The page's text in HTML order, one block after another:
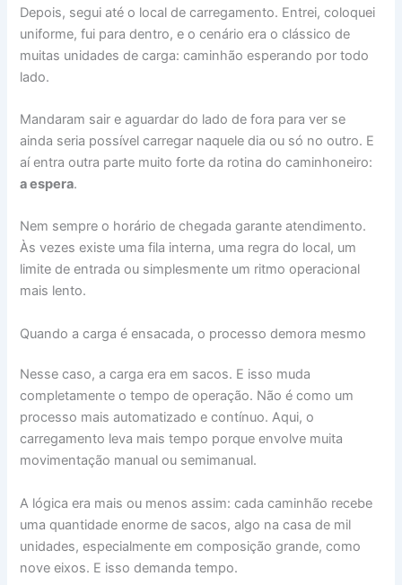
Depois, segui até o local de carregamento. Entrei, coloquei
uniforme, fui para dentro, e o cenário era o clássico de
muitas unidades de carga: caminhão esperando por todo
lado.
Mandaram sair e aguardar do lado de fora para ver se
ainda seria possível carregar naquele dia ou só no outro. E
aí entra outra parte muito forte da rotina do caminhoneiro:
a espera.
Nem sempre o horário de chegada garante atendimento.
Às vezes existe uma fila interna, uma regra do local, um
limite de entrada ou simplesmente um ritmo operacional
mais lento.
Quando a carga é ensacada, o processo demora mesmo
Nesse caso, a carga era em sacos. E isso muda
completamente o tempo de operação. Não é como um
processo mais automatizado e contínuo. Aqui, o
carregamento leva mais tempo porque envolve muita
movimentação manual ou semimanual.
A lógica era mais ou menos assim: cada caminhão recebe
uma quantidade enorme de sacos, algo na casa de mil
unidades, especialmente em composição grande, como
nove eixos. E isso demanda tempo.